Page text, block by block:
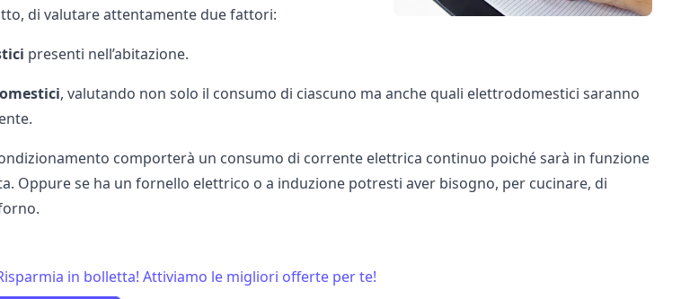
di valutare attentamente due fattori:
presenti nell’abitazione.
, valutando non solo il consumo di ciascuno ma anche quali elettrodomestici saranno
comporterà un consumo di corrente elettrica continuo poiché sarà in funzione
Oppure se ha un fornello elettrico o a induzione potresti aver bisogno, per cucinare, di
in bolletta! Attiviamo le migliori offerte per te!